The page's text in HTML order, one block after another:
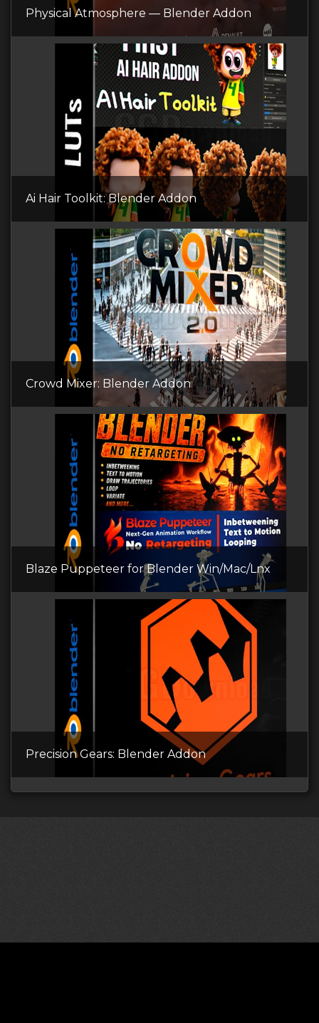
Physical Atmosphere — Blender Addon
Ai Hair Toolkit: Blender Addon
Crowd Mixer: Blender Addon
Blaze Puppeteer for Blender Win/Mac/Lnx
Precision Gears: Blender Addon